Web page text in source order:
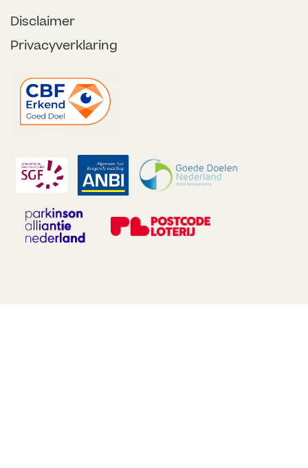
Disclaimer
Privacyverklaring